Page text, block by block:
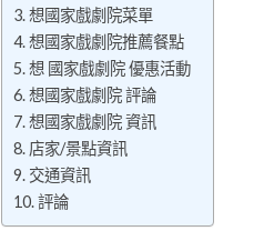
想國家戲劇院菜單
想國家戲劇院推薦餐點
想 國家戲劇院 優惠活動
想國家戲劇院 評論
想國家戲劇院 資訊
店家/景點資訊
交通資訊
評論